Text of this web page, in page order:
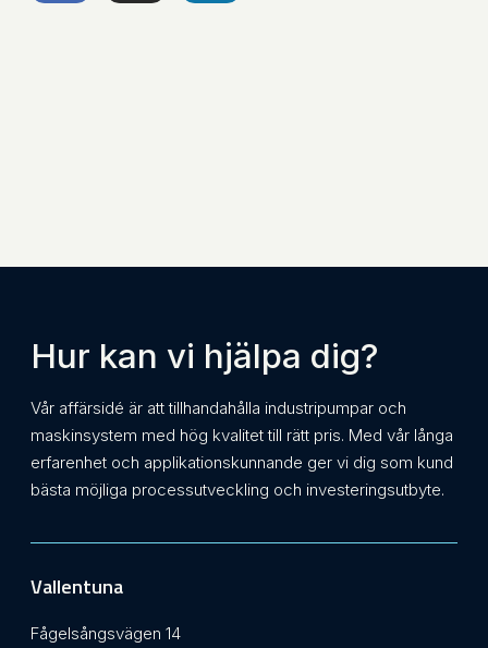
Hur kan vi hjälpa dig?
Vår affärsidé är att tillhandahålla industripumpar och
maskinsystem med hög kvalitet till rätt pris. Med vår långa
erfarenhet och applikationskunnande ger vi dig som kund
bästa möjliga processutveckling och investeringsutbyte.
Vallentuna
Fågelsångsvägen 14